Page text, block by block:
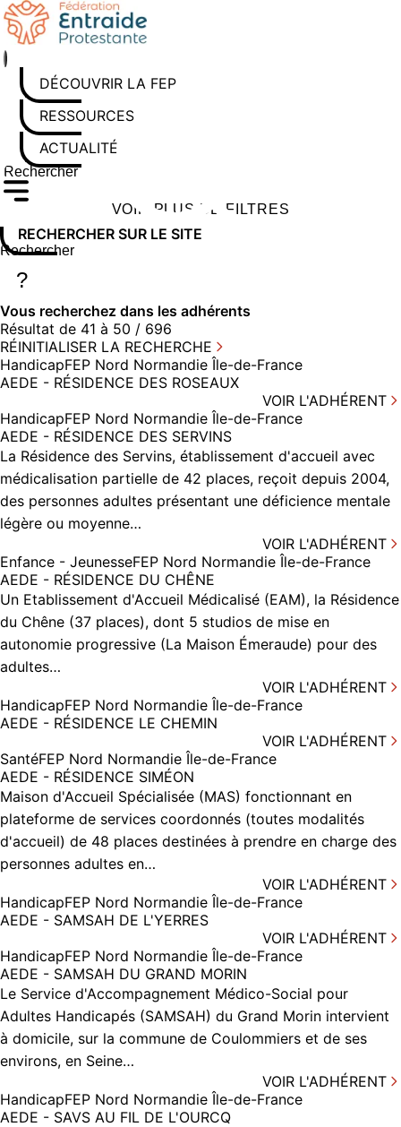
Aller
au
contenu
DÉCOUVRIR LA FEP
RESSOURCES
ACTUALITÉS
Rechercher sur le site
Saisissez au moins 3 caractères pour lancer la recherche
VOIR PLUS DE FILTRES
RECHERCHER SUR LE SITE
Rechercher sur le site
Saisissez au moins 3 caractères pour lancer la recherche
?
Vous recherchez dans les adhérents
Résultat de 41 à 50 / 696
RÉINITIALISER LA RECHERCHE
HandicapFEP Nord Normandie Île-de-France
AEDE - RÉSIDENCE DES ROSEAUX
VOIR L'ADHÉRENT
HandicapFEP Nord Normandie Île-de-France
AEDE - RÉSIDENCE DES SERVINS
La Résidence des Servins, établissement d'accueil avec
médicalisation partielle de 42 places, reçoit depuis 2004,
des personnes adultes présentant une déficience mentale
légère ou moyenne…
VOIR L'ADHÉRENT
Enfance - JeunesseFEP Nord Normandie Île-de-France
AEDE - RÉSIDENCE DU CHÊNE
Un Etablissement d'Accueil Médicalisé (EAM), la Résidence
du Chêne (37 places), dont 5 studios de mise en
autonomie progressive (La Maison Émeraude) pour des
adultes…
VOIR L'ADHÉRENT
HandicapFEP Nord Normandie Île-de-France
AEDE - RÉSIDENCE LE CHEMIN
VOIR L'ADHÉRENT
SantéFEP Nord Normandie Île-de-France
AEDE - RÉSIDENCE SIMÉON
Maison d'Accueil Spécialisée (MAS) fonctionnant en
plateforme de services coordonnés (toutes modalités
d'accueil) de 48 places destinées à prendre en charge des
personnes adultes en…
VOIR L'ADHÉRENT
HandicapFEP Nord Normandie Île-de-France
AEDE - SAMSAH DE L'YERRES
VOIR L'ADHÉRENT
HandicapFEP Nord Normandie Île-de-France
AEDE - SAMSAH DU GRAND MORIN
Le Service d'Accompagnement Médico-Social pour
Adultes Handicapés (SAMSAH) du Grand Morin intervient
à domicile, sur la commune de Coulommiers et de ses
environs, en Seine…
VOIR L'ADHÉRENT
HandicapFEP Nord Normandie Île-de-France
AEDE - SAVS AU FIL DE L'OURCQ